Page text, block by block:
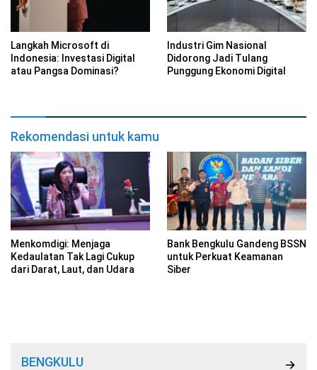
Langkah Microsoft di
Indonesia: Investasi Digital
atau Pangsa Dominasi?
Industri Gim Nasional
Didorong Jadi Tulang
Punggung Ekonomi Digital
Rekomendasi untuk kamu
Menkomdigi: Menjaga
Kedaulatan Tak Lagi Cukup
dari Darat, Laut, dan Udara
Bank Bengkulu Gandeng BSSN
untuk Perkuat Keamanan
Siber
BENGKULU